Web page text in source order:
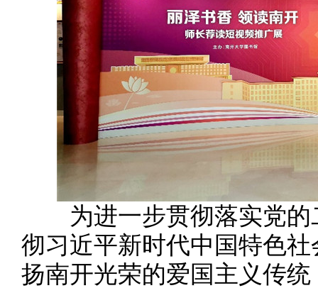
为进一步贯彻落实党的
彻习近平新时代中国特色
扬南开光荣的爱国主义传